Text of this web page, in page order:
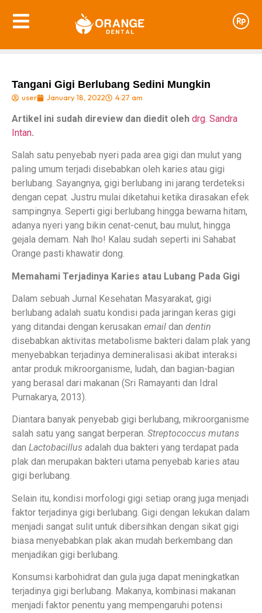
Tangani Gigi Berlubang Sedini Mungkin
user January 18, 2022 4:27 am
Artikel ini sudah direview dan diedit oleh drg. Sandra
Intan.
Salah satu penyebab nyeri pada area gigi dan mulut yang
paling umum terjadi disebabkan oleh karies atau gigi
berlubang. Sayangnya, gigi berlubang ini jarang terdeteksi
dengan cepat. Justru mulai diketahui ketika dirasakan efek
sampingnya. Seperti gigi berlubang hingga bewarna hitam,
adanya nyeri yang bikin cenat-cenut, bau mulut, hingga
gejala demam. Nah lho! Kalau sudah seperti ini Sahabat
Orange pasti khawatir dong.
Memahami Terjadinya Karies atau Lubang Pada Gigi
Dalam sebuah Jurnal Kesehatan Masyarakat, gigi
berlubang adalah suatu kondisi pada jaringan keras gigi
yang ditandai dengan kerusakan email dan dentin
disebabkan aktivitas metabolisme bakteri dalam plak yang
menyebabkan terjadinya demineralisasi akibat interaksi
antar produk mikroorganisme, ludah, dan bagian-bagian
yang berasal dari makanan (Sri Ramayanti dan Idral
Purnakarya, 2013).
Diantara banyak penyebab gigi berlubang, mikroorganisme
salah satu yang sangat berperan. Streptococcus mutans
dan Lactobacillus adalah dua bakteri yang terdapat pada
plak dan merupakan bakteri utama penyebab karies atau
gigi berlubang.
Selain itu, kondisi morfologi gigi setiap orang juga menjadi
faktor terjadinya gigi berlubang. Gigi dengan lekukan dalam
menjadi sangat sulit untuk dibersihkan dengan sikat gigi
biasa menyebabkan plak akan mudah berkembang dan
menjadikan gigi berlubang.
Konsumsi karbohidrat dan gula juga dapat meningkatkan
terjadinya gigi berlubang. Makanya, kombinasi makanan
menjadi faktor penentu yang mempengaruhi potensi